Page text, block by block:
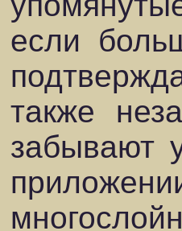
если
также
забывают